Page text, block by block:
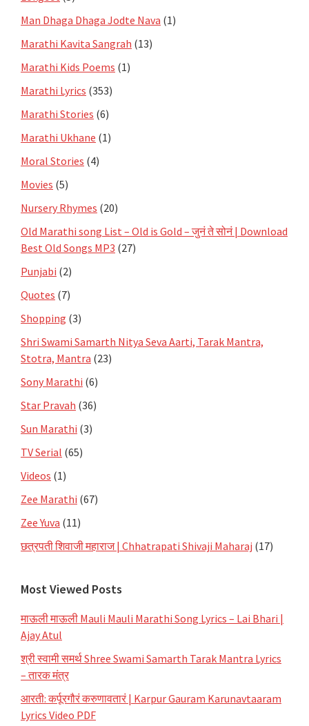
Man Dhaga Dhaga Jodte Nava (1)
Marathi Kavita Sangrah (13)
Marathi Kids Poems (1)
Marathi Lyrics (353)
Marathi Stories (6)
Marathi Ukhane (1)
Moral Stories (4)
Movies (5)
Nursery Rhymes (20)
Old Marathi song List – Old is Gold – जुनं ते सोनं | Download
Best Old Songs MP3 (27)
Punjabi (2)
Quotes (7)
Shopping (3)
Shri Swami Samarth Nitya Seva Aarti, Tarak Mantra,
Stotra, Mantra (23)
Sony Marathi (6)
Star Pravah (36)
Sun Marathi (3)
TV Serial (65)
Videos (1)
Zee Marathi (67)
Zee Yuva (11)
छत्रपती शिवाजी महाराज | Chhatrapati Shivaji Maharaj (17)
Most Viewed Posts
माऊली माऊली Mauli Mauli Marathi Song Lyrics – Lai Bhari |
Ajay Atul
श्री स्वामी समर्थ Shree Swami Samarth Tarak Mantra Lyrics
– तारक मंत्र
आरती: कर्पूरगौरं करुणावतारं | Karpur Gauram Karunavtaaram
Lyrics Video PDF